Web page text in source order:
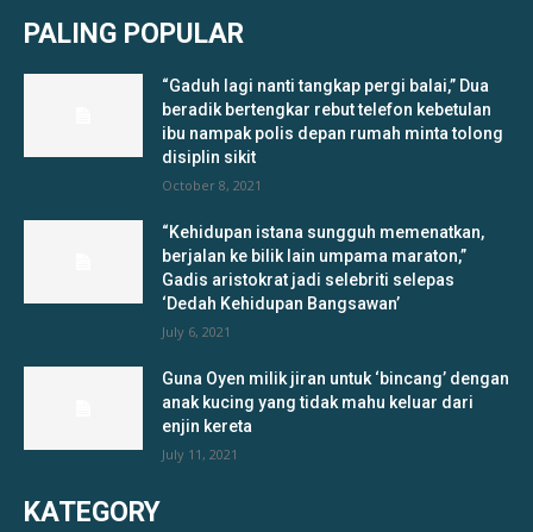
PALING POPULAR
“Gaduh lagi nanti tangkap pergi balai,” Dua
beradik bertengkar rebut telefon kebetulan
ibu nampak polis depan rumah minta tolong
disiplin sikit
October 8, 2021
“Kehidupan istana sungguh memenatkan,
berjalan ke bilik lain umpama maraton,”
Gadis aristokrat jadi selebriti selepas
‘Dedah Kehidupan Bangsawan’
July 6, 2021
Guna Oyen milik jiran untuk ‘bincang’ dengan
anak kucing yang tidak mahu keluar dari
enjin kereta
July 11, 2021
KATEGORY